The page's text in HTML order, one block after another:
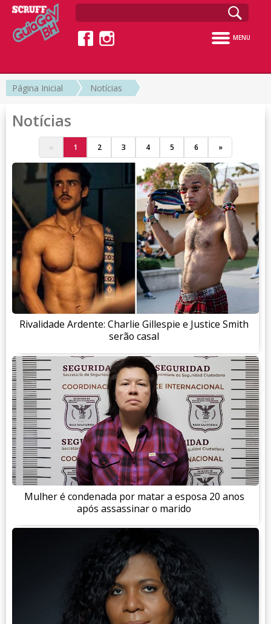
MENU
Página Inicial Notícias
Notícias
Rivalidade Ardente: Charlie Gillespie e Justice Smith
serão casal
Mulher é condenada por matar a esposa 20 anos
após assassinar o marido
« 1 2 3 4 5 6 »